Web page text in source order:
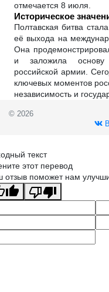
отмечается 8 июля.
Историческое
Полтавская битва
её выхода на
Она
и заложила основу
российской армии.
ключевых моментов
независимость и
© 2026
текст
этот перевод
отзыв поможет нам